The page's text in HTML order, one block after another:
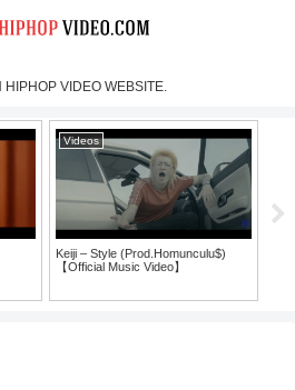
HIPHOP VIDEO WEBSITE.
Videos
Keiji – Style (Prod.Homunculu$)
【Official Music Video】